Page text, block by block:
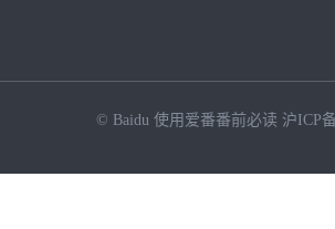
© Baidu 使用爱番番前必读 沪ICP